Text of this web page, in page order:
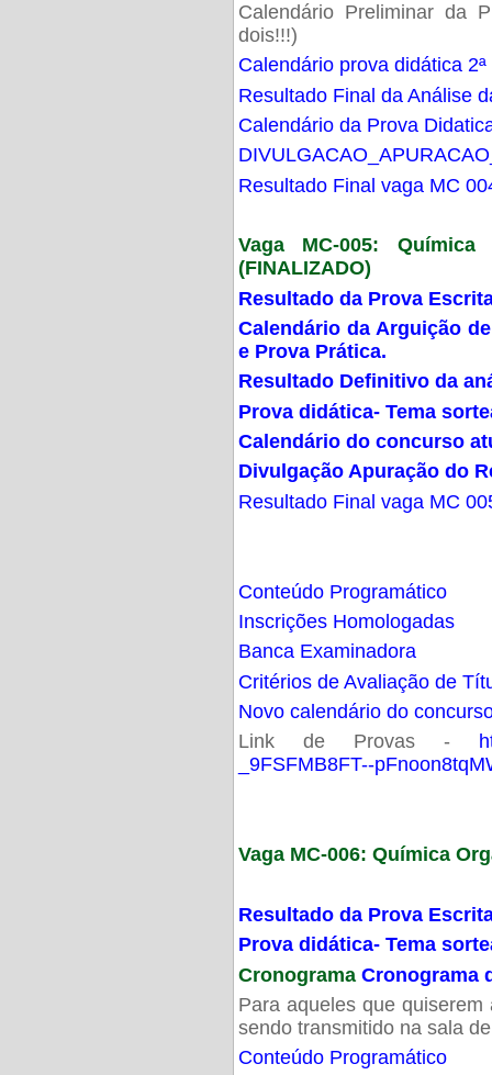
Calendário Preliminar da
dois!!!)
Calendário prova didática
Resultado Final da Análise
Calendário da Prova
Resultado Final vaga MC
Vaga MC-005:
(FINALIZADO)
Resultado da Prova
Calendário da Arguição
e Prova Prática.
Resultado Definitivo da
Prova didática- Tema
Calendário do concurso
Divulgação Apuração do
Resultado Final vaga MC
Conteúdo Programático
Inscrições Homologadas
Banca Examinadora
Critérios de Avaliação de
Novo calendário do
Link de Provas -
_9FSFMB8FT--
Vaga MC-006: Química
Resultado da Prova
Prova didática- Tema
Cronograma Cronograma
Para aqueles que
sendo transmitido na sala
Conteúdo Programático